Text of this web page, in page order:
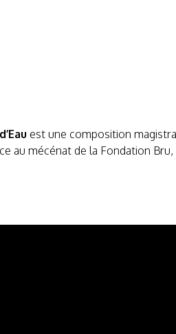
est une composition
au mécénat de la Fondation Bru,